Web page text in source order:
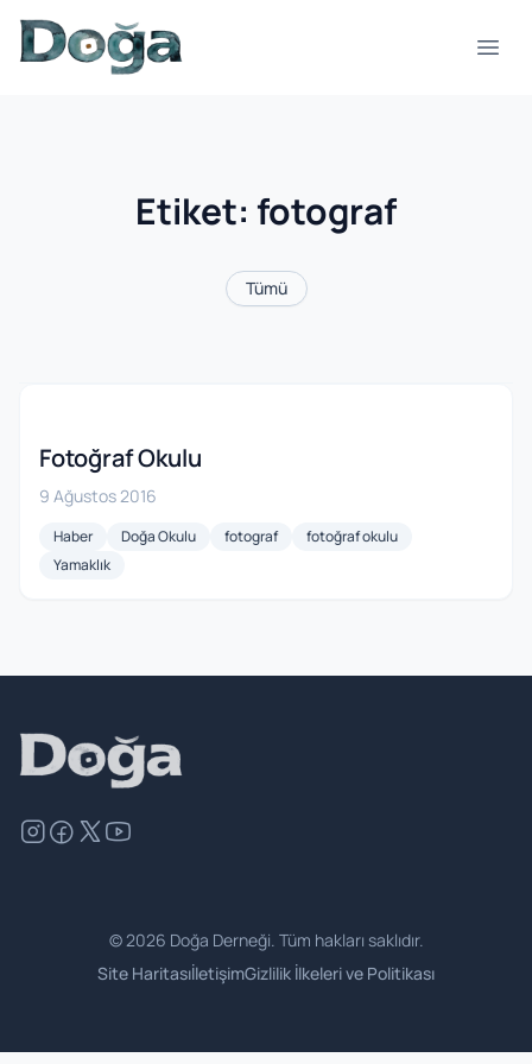
İçeriğe geç
Etiket: fotograf
Tümü
Fotoğraf Okulu
9 Ağustos 2016
Haber Doğa Okulu fotograf
fotoğraf okulu
Yamaklık
©2026 Doğa Derneği. Tüm hakları saklıdır.
Site HaritasıİletişimGizlilik İlkeleri ve Politikası